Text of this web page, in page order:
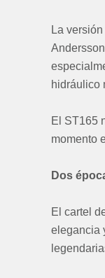
La
hidráulico
El ST165
momento
Dos
El cartel
elegancia